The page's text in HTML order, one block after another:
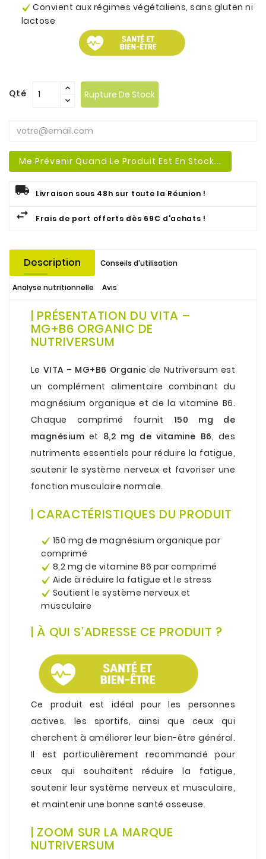
Convient aux régimes végétaliens, sans gluten ni
lactose
Qté Rupture De Stock
Me Prévenir Quand Le Produit Est En Stock...
Livraison sous 48h sur toute la Réunion !
Frais de port offerts dès 69€ d'achats !
Description Conseils d'utilisation
Analyse nutritionnelle Avis
| PRÉSENTATION DU VITA –
MG+B6 ORGANIC DE
NUTRIVERSUM
Le VITA – MG+B6 Organic de Nutriversum est
un complément alimentaire combinant du
magnésium organique et de la vitamine B6.
Chaque comprimé fournit 150 mg de
magnésium et 8,2 mg de vitamine B6, des
nutriments essentiels pour réduire la fatigue,
soutenir le système nerveux et favoriser une
fonction musculaire normale.
| CARACTÉRISTIQUES DU PRODUIT
150 mg de magnésium organique par
comprimé
8,2 mg de vitamine B6 par comprimé
Aide à réduire la fatigue et le stress
Soutient le système nerveux et
musculaire
| À QUI S’ADRESSE CE PRODUIT ?
Ce produit est idéal pour les personnes
actives, les sportifs, ainsi que ceux qui
cherchent à améliorer leur bien-être général.
Il est particulièrement recommandé pour
ceux qui souhaitent réduire la fatigue,
soutenir leur système nerveux et musculaire,
et maintenir une bonne santé osseuse.
| ZOOM SUR LA MARQUE
NUTRIVERSUM